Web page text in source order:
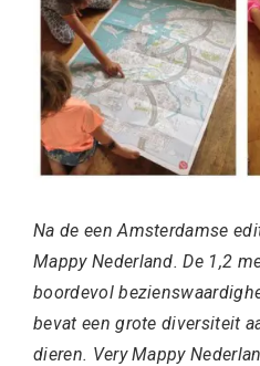
Na de een Amsterdamse
Mappy Nederland. De 1,2
boordevol
bevat een grote diversiteit
dieren. Very Mappy